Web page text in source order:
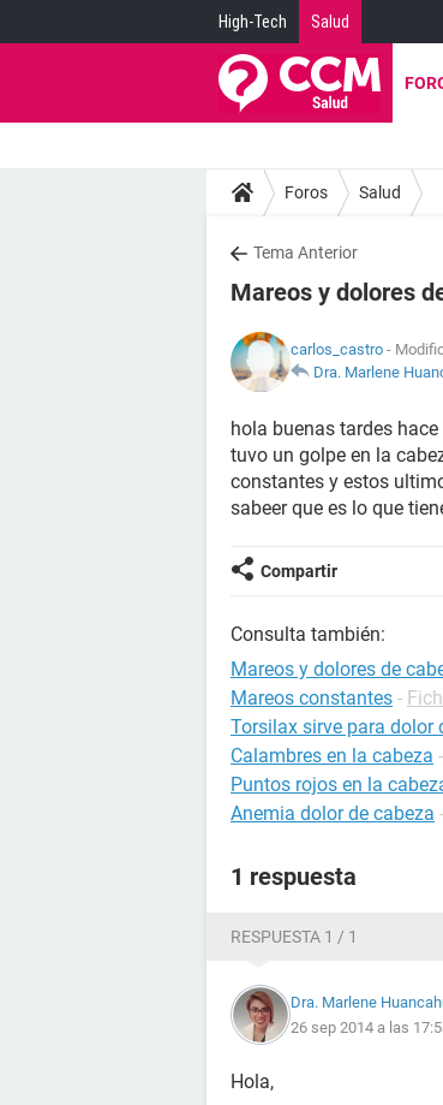
High-Tech Salud
Foros Salud
Tema Anterior
Mareos y dolores
carlos_castro -
Dra. Marlene
hola buenas tardes
tuvo un golpe en la
constantes y estos
sabeer que es lo que
Compartir
Consulta también:
Mareos y dolores de
Mareos constantes -
Torsilax sirve para dolor
Calambres en la cabeza -
Puntos rojos en la
Anemia dolor de cabeza -
1 respuesta
RESPUESTA 1 / 1
Dra. Marlene
26 sep 2014 a las
Hola,